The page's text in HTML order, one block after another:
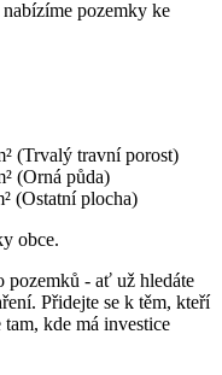
pozemky ke
(Trvalý travní porost)
(Orná půda)
(Ostatní plocha)
obce.
pozemků - ať už hledáte
Přidejte se k těm, kteří
kde má investice